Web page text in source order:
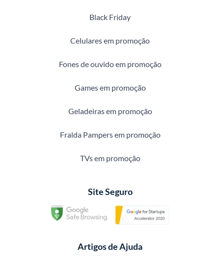
Black Friday
Celulares em promoção
Fones de ouvido em promoção
Games em promoção
Geladeiras em promoção
Fralda Pampers em promoção
TVs em promoção
Site Seguro
Artigos de Ajuda